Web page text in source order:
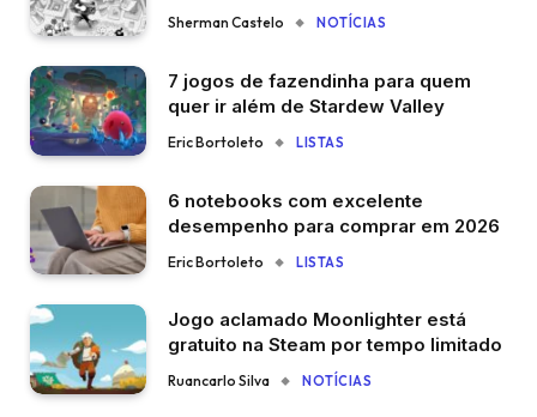
Sherman Castelo NOTÍCIAS
7 jogos de fazendinha para quem
quer ir além de Stardew Valley
Eric Bortoleto LISTAS
6 notebooks com excelente
desempenho para comprar em 2026
Eric Bortoleto LISTAS
Jogo aclamado Moonlighter está
gratuito na Steam por tempo limitado
Ruancarlo Silva NOTÍCIAS